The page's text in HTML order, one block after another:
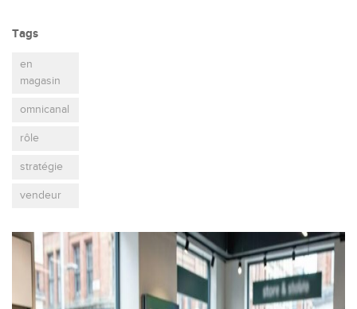
Tags
en
magasin
omnicanal
rôle
stratégie
vendeur